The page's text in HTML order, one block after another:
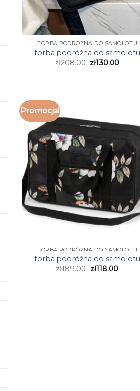
TORBA PODRÓŻNA DO SAMOLOTU
torba podróżna do samolotu
zł208.00 zł130.00
Promocja!
TORBA PODRÓŻNA DO SAMOLOTU
torba podróżna do samolotu
zł189.00 zł118.00